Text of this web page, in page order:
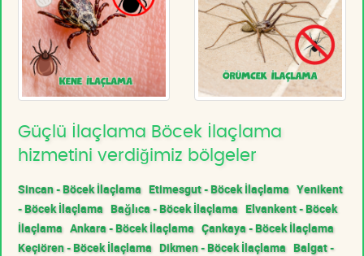
Güçlü İlaçlama Böcek İlaçlama
hizmetini verdiğimiz bölgeler
Sincan - Böcek İlaçlama Etimesgut - Böcek İlaçlama Yenikent
- Böcek İlaçlama Bağlıca - Böcek İlaçlama Elvankent - Böcek
İlaçlama Ankara - Böcek İlaçlama Çankaya - Böcek İlaçlama
Keçiören - Böcek İlaçlama Dikmen - Böcek İlaçlama Balgat -